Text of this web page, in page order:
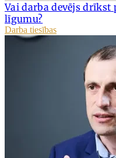
Vai darba devējs drīkst
līgumu?
Darba tiesības